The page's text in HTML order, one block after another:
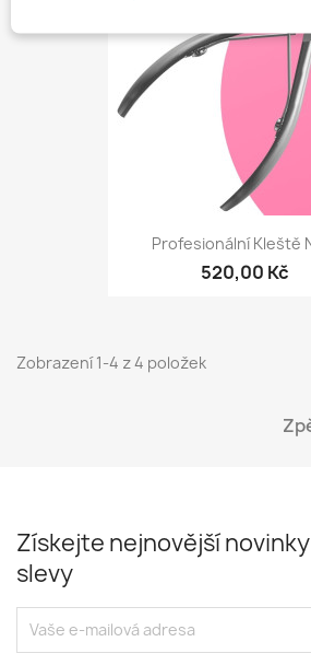
Profesionální Kleště
520,00 Kč
Zobrazení 1-4 z 4 položek
Získejte nejnovější
slevy